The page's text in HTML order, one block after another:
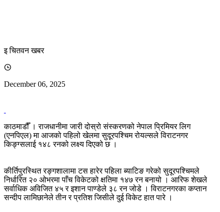
इ चितवन खबर
December 06, 2025
काठमाडौँ । राजधानीमा जारी दोस्रो संस्करणको नेपाल प्रिमियर लिग
(एनपिएल) मा आजको पहिलो खेलमा सुदूरपश्चिम रोयल्सले विराटनगर
किङ्ग्सलाई १४८ रनको लक्ष्य दिएको छ ।
कीर्तिपुरस्थित रङ्गशालामा टस हारेर पहिला ब्याटिङ गरेको सुदूरपश्चिमले
निर्धारित २० ओभरमा पाँच विकेटको क्षतिमा १४७ रन बनायो । आरिफ शेखले
सर्वाधिक अविजित ४५ र इशान पाण्डेले ३८ रन जोडे । विराटनगरका कप्तान
सन्दीप लामिछानेले तीन र प्रतिश जिसीले दुई विकेट हात पारे ।